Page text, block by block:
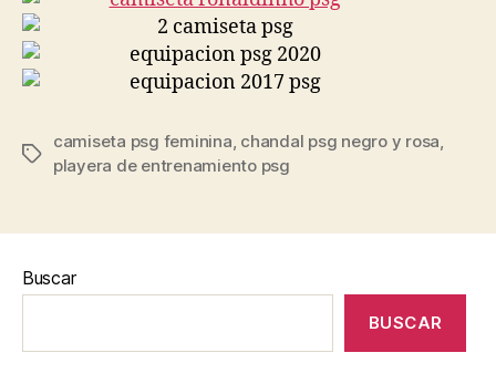
Etiquetas
camiseta psg feminina, chandal psg negro y rosa,
playera de entrenamiento psg
Buscar
BUSCAR